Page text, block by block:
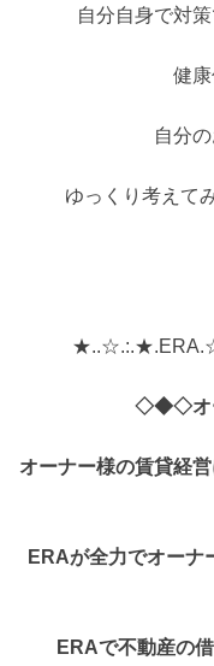
自分自身で対
健康
自分
ゆっくり考えて
◇◆◇オ
オーナー様の賃貸経
ERAが全力でオーナ
ERAで不動産の